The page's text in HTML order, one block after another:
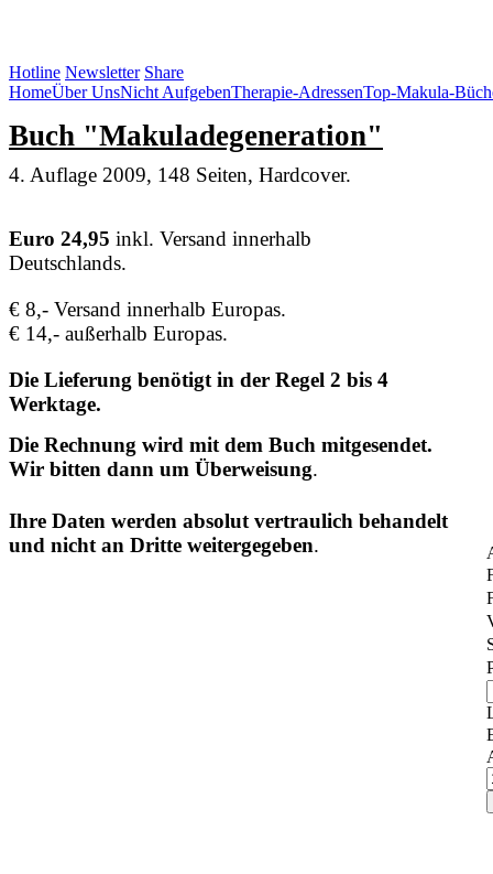
Hotline Newsletter Share
HomeÜber UnsNicht AufgebenTherapie-AdressenTop-Makula-
Buch "Makuladegeneration"
4. Auflage 2009, 148 Seiten, Hardcover.
Euro 24,95 inkl. Versand innerhalb
Deutschlands.
€ 8,- Versand innerhalb Europas.
€ 14,- außerhalb Europas.
Die Lieferung benötigt in der Regel 2 bis 4
Werktage.
Die Rechnung wird mit dem Buch mitgesendet.
Wir bitten dann um Überweisung.
Ihre Daten werden absolut vertraulich behandelt
und nicht an Dritte weitergegeben.